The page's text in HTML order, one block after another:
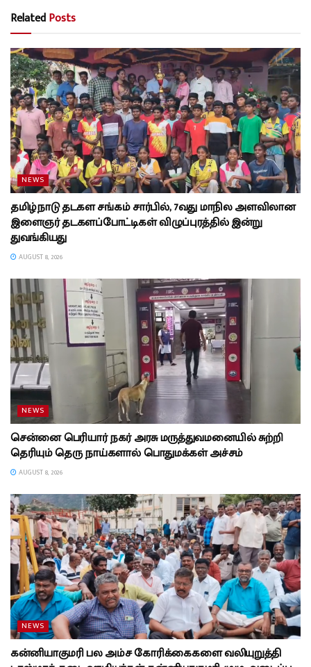
RelatedPosts
NEWS
தமிழ்நாடு தடகள சங்கம் சார்பில், 7வது மாநில அளவிலான
இளைஞர் தடகளப்போட்டிகள் விழுப்புரத்தில் இன்று
துவங்கியது
AUGUST 8, 2026
NEWS
சென்னை பெரியார் நகர் அரசு மருத்துவமனையில் சுற்றி
தெரியும் தெரு நாய்களால் பொதுமக்கள் அச்சம்
AUGUST 8, 2026
NEWS
கன்னியாகுமரி பல அம்ச கோரிக்கைகளை வலியுறுத்தி